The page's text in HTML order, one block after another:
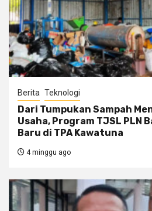
Berita Teknologi
Dari Tumpukan Sampah
Usaha, Program TJSL PLN
Baru di TPA Kawatuna
4 minggu ago